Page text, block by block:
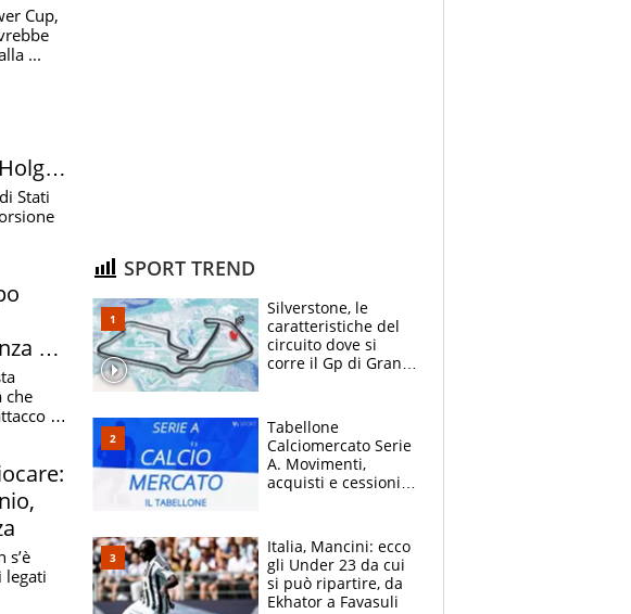
Cup,
...
Stati
di
che
di
s’è
legati
SPORT TREND
Silverstone, le
caratteristiche del
circuito dove si
corre il Gp di Gran
Tabellone
Calciomercato Serie
A. Movimenti,
acquisti e cessioni:
Italia, Mancini: ecco
gli Under 23 da cui
si può ripartire, da
Ekhator a Favasuli